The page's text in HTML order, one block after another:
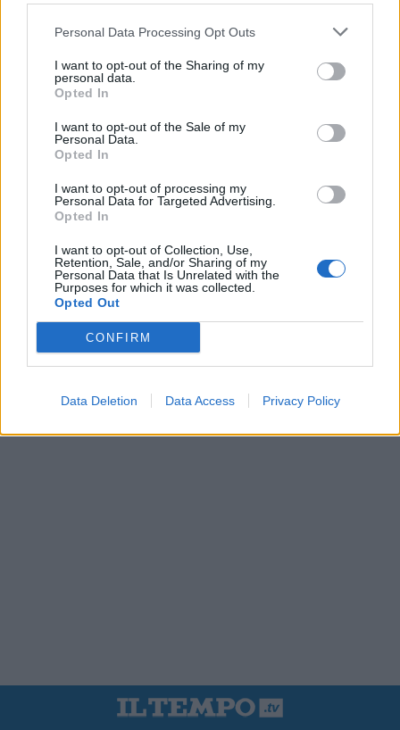
Personal Data Processing Opt Outs
I want to opt-out of the Sharing of my
personal data.
Opted In
I want to opt-out of the Sale of my
Personal Data.
Opted In
I want to opt-out of processing my
Personal Data for Targeted Advertising.
Opted In
I want to opt-out of Collection, Use,
Retention, Sale, and/or Sharing of my
Personal Data that Is Unrelated with the
Purposes for which it was collected.
Opted Out
CONFIRM
Data Deletion Data Access Privacy Policy